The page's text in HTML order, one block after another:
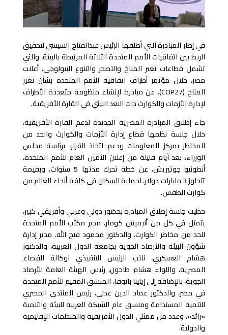
في إطار المبادرة التي أطلقها الرئيس عبدالفتاح السيسي لتحقيق
الربط بين اتفاقيات الأمم المتحدة الثلاثة المرتبطة بالبيئة، والتي
تشمل قطاعات تغير المناخ والتصحر والتنوع البيولوجي، أعلنت
مصر، خلال مؤتمر أطراف اتفاقية الأمم المتحدة بشأن تغير
المناخ (COP27)، عن مبادرة لإنشاء منظومة متعددة الأطراف
لإدارة الأزمات والكوارث ذات البعد البيئي في القارة الأفريقية.
جاء إطلاق المبادرة المصرية الجديدة لدعم القارة الأفريقية،
خلال جلسة نظمها قطاع إدارة الأزمات والكوارث والحد من
المخاطر بمركز المعلومات ودعم اتخاذ القرار، برئاسة مجلس
الوزراء، بعد أيام قليلة من إعلان الأمين العام للأمم المتحدة،
أنطونيو جوتيريش، عن خطة تحرك مدتها 5 سنوات، وبقيمة
تتجاوز 3 مليارات دولار، لحماية السكان في كافة أنحاء العالم من
كوارث الطقس.
حظيت جلسة إطلاق المبادرة بحضور دولي وعربي وأفريقي كبير،
يتمثل في كل من أنيميش كومار، مدير مكتب الأمم المتحدة
للحد من مخاطر الكوارث، والدكتور محمود فتح الله، مدير إدارة
شؤون البيئة والأرصاد الجوية بجامعة الدول العربية، والدكتور
هشام العسكري، نائب الرئيس التنفيذي لوكالة الفضاء
المصرية، واللواء هشام طاحون، رئيس الهيئة العامة للأرصاد
الجوية، بالإضافة إلى إيلينا بانوفا، المنسق المقيم للأمم المتحدة
في مصر، والدكتور عماد الدين عدلي، رئيس المنتدى المصري
للتنمية المستدامة ومنسق عام الشبكة العربية للبيئة والتنمية
«رائد»، وعدد من ممثلي الدول الأفريقية والمنظمات الإقليمية
والدولية.